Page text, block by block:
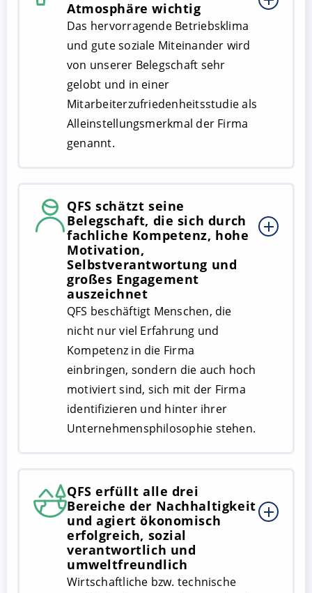
Atmosphäre wichtig
Das hervorragende Betriebsklima
und gute soziale Miteinander wird
von unserer Belegschaft sehr
gelobt und in einer
Mitarbeiterzufriedenheitsstudie als
Alleinstellungsmerkmal der Firma
genannt.
QFS schätzt seine
Belegschaft, die sich durch
fachliche Kompetenz, hohe
Motivation,
Selbstverantwortung und
großes Engagement
auszeichnet
QFS beschäftigt Menschen, die
nicht nur viel Erfahrung und
Kompetenz in die Firma
einbringen, sondern die auch hoch
motiviert sind, sich mit der Firma
identifizieren und hinter ihrer
Unternehmensphilosophie stehen.
QFS erfüllt alle drei
Bereiche der Nachhaltigkeit
und agiert ökonomisch
erfolgreich, sozial
verantwortlich und
umweltfreundlich
Wirtschaftliche bzw. technische